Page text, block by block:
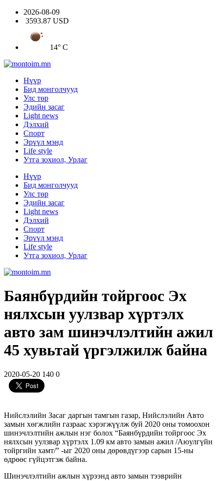
2026-08-09
3593.87 USD
14° C
Нүүр
Бид монголчууд
Улс төр
Эдийн засаг
Light news
Дэлхий
Спорт
Эрүүл мэнд
Life style
Утга зохиол, Урлаг
Нүүр
Бид монголчууд
Улс төр
Эдийн засаг
Light news
Дэлхий
Спорт
Эрүүл мэнд
Life style
Утга зохиол, Урлаг
Баянбүрдийн тойргоос Эх
нялхсын уулзвар хүртэлх
авто зам шинэчлэлтийн ажил
45 хувьтай үргэлжилж байна
2020-05-20 140 0
Нийслэлийн Засаг даргын тамгын газар, Нийслэлийн Авто
замын хөгжлийн газраас хэрэгжүүлж буй 2020 оны томоохон
шинэчлэлтийн ажлын нэг болох “Баянбүрдийн тойргоос Эх
нялхсын уулзвар хүртэлх 1.09 км авто замын ажил /Аюулгүйн
тойргийн хамт/” -ыг 2020 оны дөрөвдүгээр сарын 15-ны
өдрөөс гүйцэтгэж байна.
Шинэчлэлтийн ажлын хүрээнд авто замын тээврийн